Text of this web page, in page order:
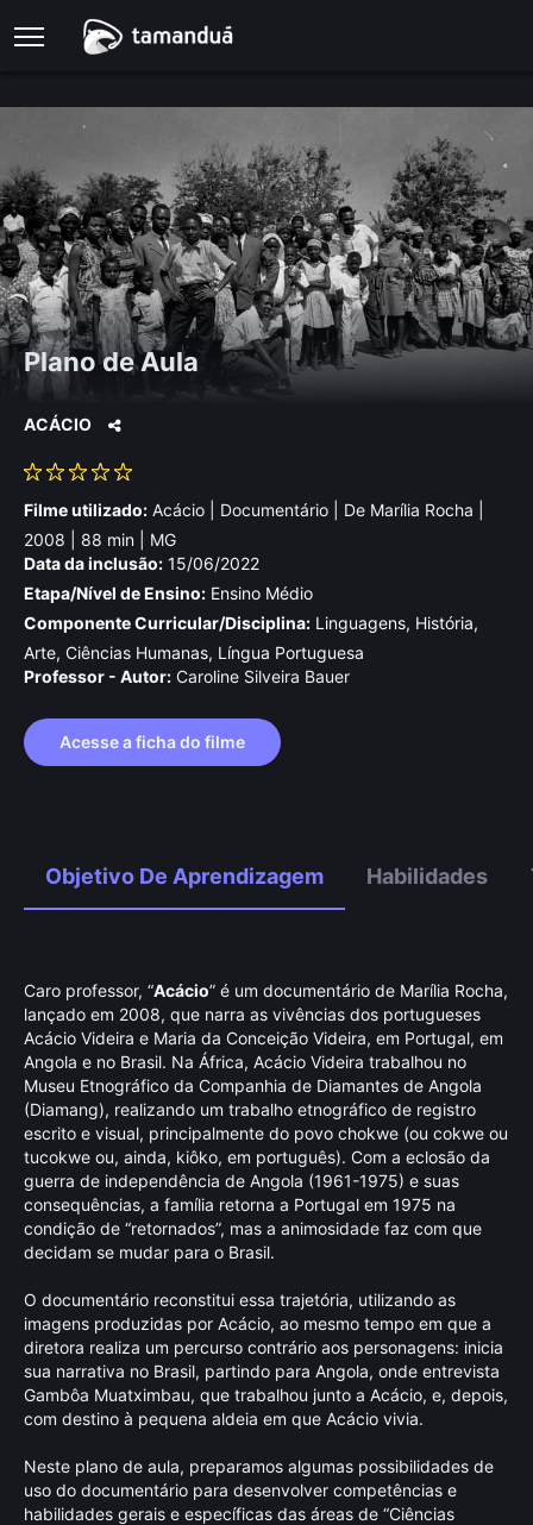
Plano de Aula
ACÁCIO
Filme utilizado: Acácio | Documentário | De Marília Rocha |
2008 | 88 min | MG
Data da inclusão: 15/06/2022
Etapa/Nível de Ensino: Ensino Médio
Componente Curricular/Disciplina: Linguagens, História,
Arte, Ciências Humanas, Língua Portuguesa
Professor - Autor: Caroline Silveira Bauer
Acesse a ficha do filme
Objetivo De Aprendizagem Habilidades
Caro professor, “Acácio” é um documentário de Marília Rocha,
lançado em 2008, que narra as vivências dos portugueses
Acácio Videira e Maria da Conceição Videira, em Portugal, em
Angola e no Brasil. Na África, Acácio Videira trabalhou no
Museu Etnográfico da Companhia de Diamantes de Angola
(Diamang), realizando um trabalho etnográfico de registro
escrito e visual, principalmente do povo chokwe (ou cokwe ou
tucokwe ou, ainda, kiôko, em português). Com a eclosão da
guerra de independência de Angola (1961-1975) e suas
consequências, a família retorna a Portugal em 1975 na
condição de “retornados”, mas a animosidade faz com que
decidam se mudar para o Brasil.
O documentário reconstitui essa trajetória, utilizando as
imagens produzidas por Acácio, ao mesmo tempo em que a
diretora realiza um percurso contrário aos personagens: inicia
sua narrativa no Brasil, partindo para Angola, onde entrevista
Gambôa Muatximbau, que trabalhou junto a Acácio, e, depois,
com destino à pequena aldeia em que Acácio vivia.
Neste plano de aula, preparamos algumas possibilidades de
uso do documentário para desenvolver competências e
habilidades gerais e específicas das áreas de “Ciências